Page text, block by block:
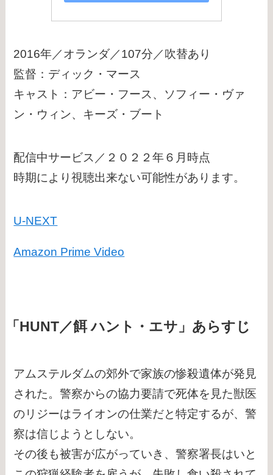
2016年／オランダ／107分／吹替あり
監督：ディック・マース
キャスト：アビー・フース、ソフィー・ヴァ
ン・ウィン、キーズ・ブート
配信中サービス／２０２２年６月時点
時期により視聴出来ない可能性があります。
U-NEXT
Amazon Prime Video
「HUNT／餌 ハント・エサ」あらすじ
アムステルダムの郊外で家族の惨殺遺体が発見
された。警察からの協力要請で死体を見た獣医
のリジーはライオンの仕業だと特定するが、警
察は信じようとしない。
その後も被害が広がっていき、警察署長はいと